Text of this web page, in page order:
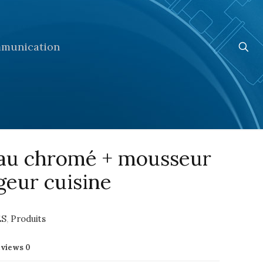
chromé + mousseur
cuisine
, Produits
0